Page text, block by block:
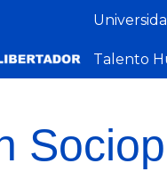
Talento